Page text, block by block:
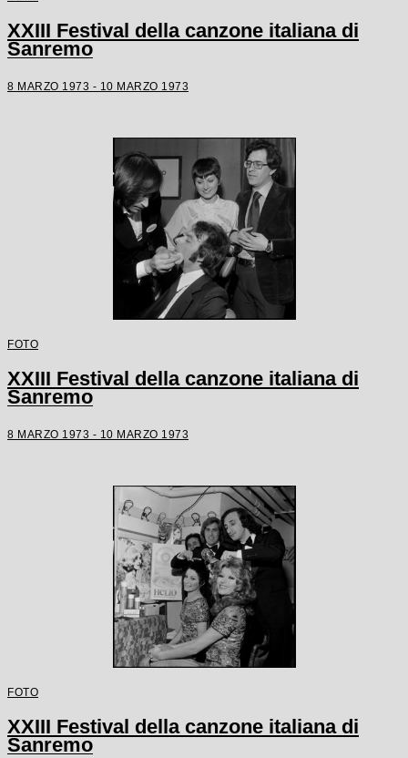
XXIII Festival della canzone italiana di
Sanremo
8 MARZO 1973 - 10 MARZO 1973
FOTO
XXIII Festival della canzone italiana di
Sanremo
8 MARZO 1973 - 10 MARZO 1973
FOTO
XXIII Festival della canzone italiana di
Sanremo